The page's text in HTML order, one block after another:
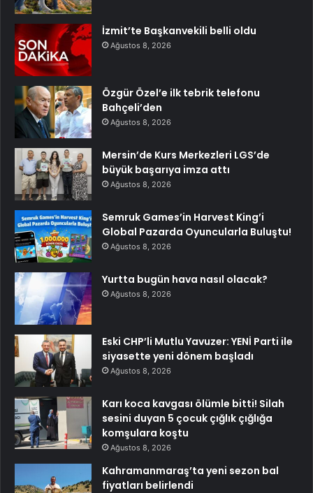
İzmit’te Başkanvekili belli oldu
Ağustos 8, 2026
Özgür Özel’e ilk tebrik telefonu
Bahçeli’den
Ağustos 8, 2026
Mersin’de Kurs Merkezleri LGS’de
büyük başarıya imza attı
Ağustos 8, 2026
Semruk Games’in Harvest King’i
Global Pazarda Oyuncularla Buluştu!
Ağustos 8, 2026
Yurtta bugün hava nasıl olacak?
Ağustos 8, 2026
Eski CHP’li Mutlu Yavuzer: YENİ Parti ile
siyasette yeni dönem başladı
Ağustos 8, 2026
Karı koca kavgası ölümle bitti! Silah
sesini duyan 5 çocuk çığlık çığlığa
komşulara koştu
Ağustos 8, 2026
Kahramanmaraş’ta yeni sezon bal
fiyatları belirlendi